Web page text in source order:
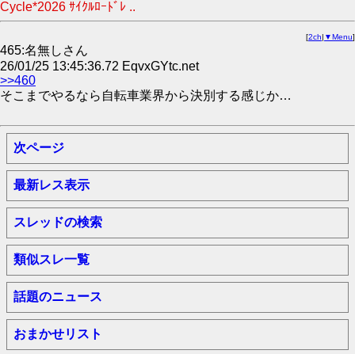
Cycle*2026 ｻｲｸﾙﾛｰﾄﾞﾚ ..
[2ch| ▼Menu]
465:名無しさん
26/01/25 13:45:36.72 EqvxGYtc.net
>>460
そこまでやるなら自転車業界から決別する感じか…
次ページ
最新レス表示
スレッドの検索
類似スレ一覧
話題のニュース
おまかせリスト